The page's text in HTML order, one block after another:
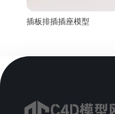
插板排插插座模型